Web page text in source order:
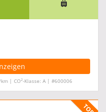
| CO2-Klasse: A | #600006